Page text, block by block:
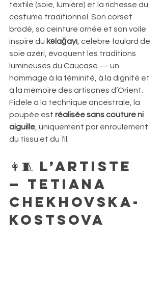
textile (soie, lumière) et la richesse du
costume traditionnel. Son corset
brodé, sa ceinture ornée et son voile
inspiré du kəlağayı , célèbre foulard de
soie azéri, évoquent les traditions
lumineuses du Caucase — un
hommage à la féminité, à la dignité et
à la mémoire des artisanes d’Orient.
Fidèle à la technique ancestrale, la
poupée est réalisée sans couture ni
aiguille , uniquement par enroulement
du tissu et du fil.
👩‍🧵 L’artiste
— Tetiana
Chekhovska-
Kostsova